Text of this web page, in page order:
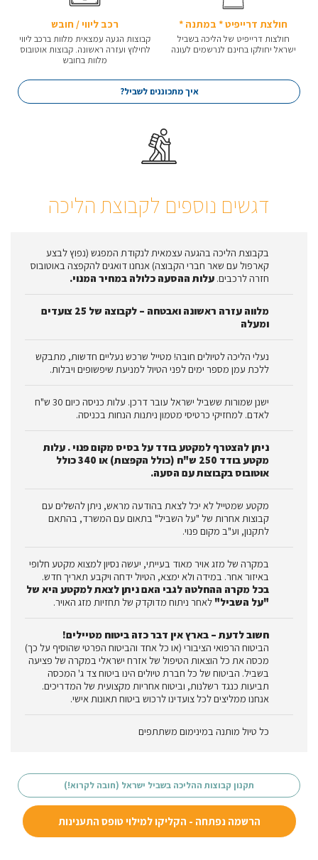
חולצת דרייפיט * במתנה *
חולצות דרייפיט של הליכה בשביל
ישראל יחולקו בחינם לנרשמים לעונה
רכב ליווי / חובש
קבוצות הגעה עמצאית מלוות ברכב ליווי
לחילוץ ועזרה ראשונה. קבוצות אוטובוס
מלוות בחובש
איך מתכוננים לשביל?
דגשים נוספים לקבוצת הליכה
בקבוצת הליכה בהגעה עצמאית לנקודת המפגש (נפוץ לבצע
קארפול עם שאר חברי הקבוצה) אנחנו דואגים להקפצה באוטובוס
חזרה לרכבים. עלות ההסעה כלולה במחיר המנוי.
מלווה עזרה ראשונה ואבטחה – לקבוצה של 25 צועדים
ומעלה
נעלי הליכה לטיולים חובה! מטייל שרכש נעליים חדשות, מתבקש
ללכת עמן מספר ימים לפני הטיול למניעת שיפשופים ויבלות.
ישנן שמורות ששביל ישראל עובר דרכן. עלות כניסה כיום 30 ש"ח
לאדם. למחזיקי כרטיסי מטמון ניתנות הנחות בכניסה.
ניתן להצטרף למקטע בודד על בסיס מקום פנוי . עלות
מקטע בודד 250 ש"ח (כולל הקפצות) או 340 כולל
אוטובוס בקבוצות עם הסעה.
מקטע שמטייל לא יכל לצאת בהודעה מראש, ניתן להשלים עם
קבוצות אחרות של "על השביל" בתאום עם המשרד, בהתאם
לתקנון, וע"ב מקום פנוי.
במקרה של מזג אויר מאוד בעייתי, יעשה נסיון למצוא מקטע חלופי
באיזור אחר. במידה ולא ימצא, הטיול ידחה ויקבע תאריך חדש.
בכל מקרה ההחלטה לגבי האם ניתן לצאת למקטע היא של
"על השביל" לאחר ניתוח מדוקדק של תחזיות מזג האויר.
חשוב לדעת – בארץ אין דבר כזה ביטוח מטיילים!
הביטוח הרפואי הציבורי (או כל אחד והביטוח הפרטי שהוסיף על כך)
מכסה את כל הוצאות הטיפול של אזרח ישראלי במקרה של פציעה
בשביל. הביטוח של כל חברת טיולים הינו ביטוח צד ג' המכסה
תביעות כנגד רשלנות, וביטוח אחריות מקצועית של המדריכים.
אנחנו ממליצים לכל צועדינו לרכוש ביטוח תאונות אישי.
כל טיול מותנה במינימום משתתפים
תקנון קבוצות ההליכה בשביל ישראל (חובה לקרוא!)
הרשמה נפתחה - הקליקו למילוי טופס התענינות